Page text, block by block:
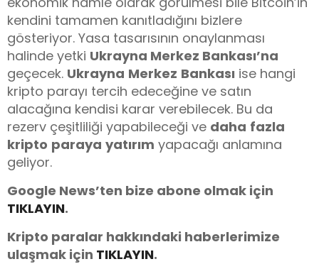
kendini tamamen kanıtladığını bizlere
gösteriyor. Yasa tasarısının onaylanması
halinde yetki Ukrayna Merkez Bankası’na
geçecek. Ukrayna Merkez Bankası ise hangi
kripto parayı tercih edeceğine ve satın
alacağına kendisi karar verebilecek. Bu da
rezerv çeşitliliği yapabileceği ve daha fazla
kripto paraya yatırım yapacağı anlamına
geliyor.
Google News’ten bize abone olmak için
TIKLAYIN.
Kripto paralar hakkındaki haberlerimize
ulaşmak için TIKLAYIN.